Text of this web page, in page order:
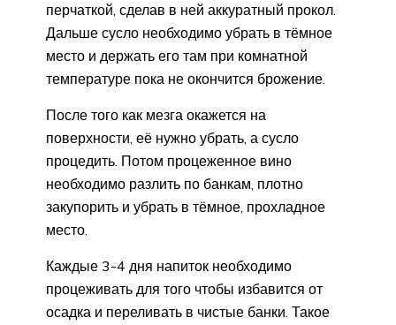
перчаткой, сделав в ней аккуратный прокол.
Дальше сусло необходимо убрать в тёмное
место и держать его там при комнатной
температуре пока не окончится брожение.
После того как мезга окажется на
поверхности, её нужно убрать, а сусло
процедить. Потом процеженное вино
необходимо разлить по банкам, плотно
закупорить и убрать в тёмное, прохладное
место.
Каждые 3-4 дня напиток необходимо
процеживать для того чтобы избавится от
осадка и переливать в чистые банки. Такое